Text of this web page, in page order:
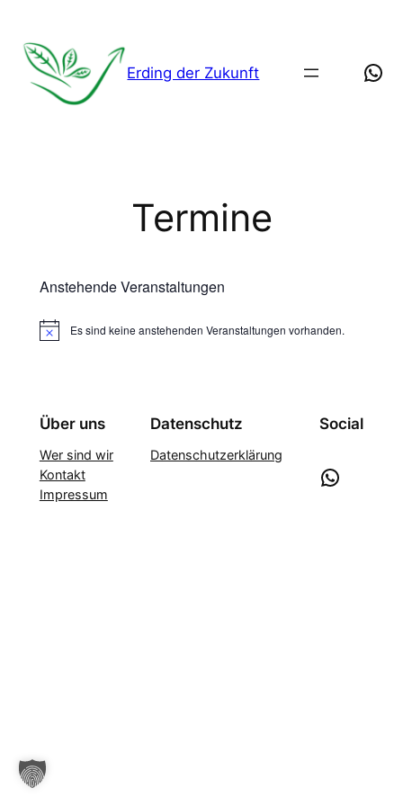
Inhalt
springen
Erding der Zukunft
Termine
Anstehende Veranstaltungen
HinweisEs sind keine anstehenden Veranstaltungen vorhanden.
Über uns
Wer sind wir
Kontakt
Impressum
Datenschutz
Datenschutzerklärung
Social
WhatsApp